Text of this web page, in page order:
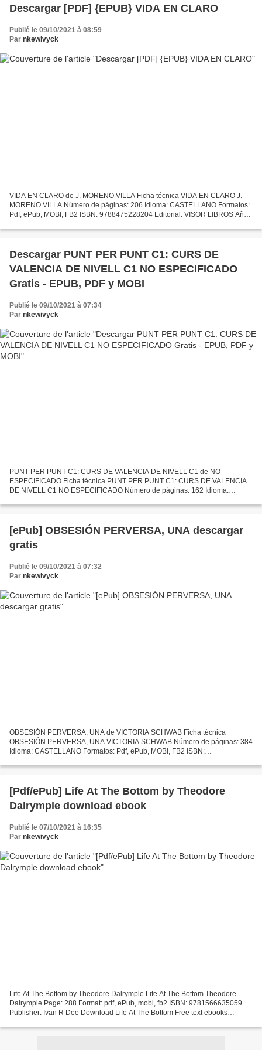
Descargar [PDF] {EPUB} VIDA EN CLARO
Publié le 09/10/2021 à 08:59
Par nkewivyck
VIDA EN CLARO de J. MORENO VILLA Ficha técnica VIDA EN CLARO J.
MORENO VILLA Número de páginas: 206 Idioma: CASTELLANO Formatos:
Pdf, ePub, MOBI, FB2 ISBN: 9788475228204 Editorial: VISOR LIBROS Año
Descargar PUNT PER PUNT C1: CURS DE
VALENCIA DE NIVELL C1 NO ESPECIFICADO
Gratis - EPUB, PDF y MOBI
Publié le 09/10/2021 à 07:34
Par nkewivyck
PUNT PER PUNT C1: CURS DE VALENCIA DE NIVELL C1 de NO
ESPECIFICADO Ficha técnica PUNT PER PUNT C1: CURS DE VALENCIA
DE NIVELL C1 NO ESPECIFICADO Número de páginas: 162 Idioma:
Editorial: UNIVERSIDAD...
[ePub] OBSESIÓN PERVERSA, UNA descargar
gratis
Publié le 09/10/2021 à 07:32
Par nkewivyck
OBSESIÓN PERVERSA, UNA de VICTORIA SCHWAB Ficha técnica
OBSESIÓN PERVERSA, UNA VICTORIA SCHWAB Número de páginas: 384
Idioma: CASTELLANO Formatos: Pdf, ePub, MOBI, FB2 ISBN:
gratis Descargar...
[Pdf/ePub] Life At The Bottom by Theodore
Dalrymple download ebook
Publié le 07/10/2021 à 16:35
Par nkewivyck
Life At The Bottom by Theodore Dalrymple Life At The Bottom Theodore
Dalrymple Page: 288 Format: pdf, ePub, mobi, fb2 ISBN: 9781566635059
Publisher: Ivan R Dee Download Life At The Bottom Free text ebooks